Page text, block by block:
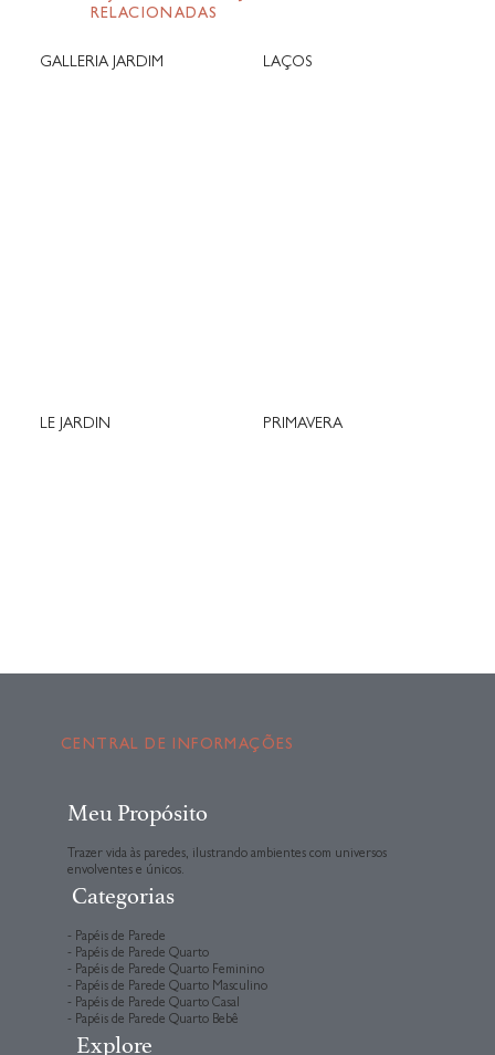
RELACIONADAS
GALLERIA JARDIM LAÇOS
LE JARDIN PRIMAVERA
CENTRAL DE INFORMAÇÕES
Meu Propósito
Trazer vida às paredes, ilustrando ambientes com universos
envolventes e únicos.
Categorias
- Papéis de Parede
- Papéis de Parede Quarto
- Papéis de Parede Quarto Feminino
- Papéis de Parede Quarto Masculino
- Papéis de Parede Quarto Casal
- Papéis de Parede Quarto Bebê
Explore